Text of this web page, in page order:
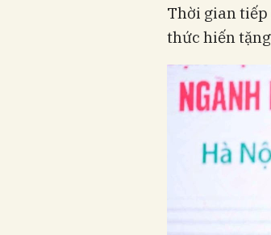
Thời gian
thức hiến